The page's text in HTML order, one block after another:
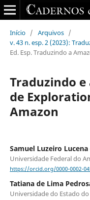
Início / Arquivos /
v. 43 n. esp. 2 (2023):
Ed. Esp. Traduzindo a
Traduzindo
de
Amazon
Samuel Luzeiro
Universidade Federal do
https://orcid.org/0000-0002-
Tatiana de Lima
Universidade do Estado